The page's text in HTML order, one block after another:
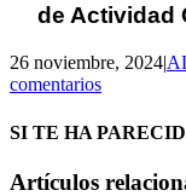
de Actividad
26 noviembre, 2024
comentarios
SI TE HA
Facebook
X
LinkedIn
WhatsApp
Correo
Artículos